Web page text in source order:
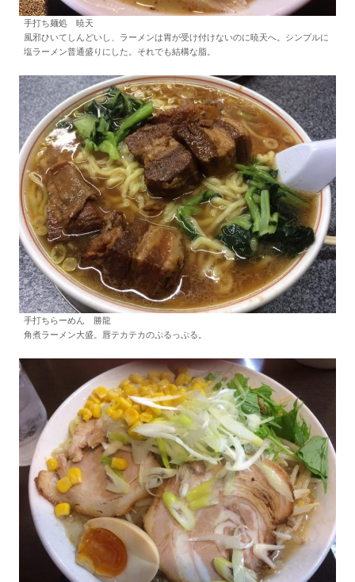
手打ち麺処 暁天
風邪ひいてしんどいし、ラーメンは胃が受け付けないのに暁天へ。シンプルに
塩ラーメン普通盛りにした。それでも結構な脂。
手打ちらーめん 勝龍
角煮ラーメン大盛。唇テカテカのぷるっぷる。